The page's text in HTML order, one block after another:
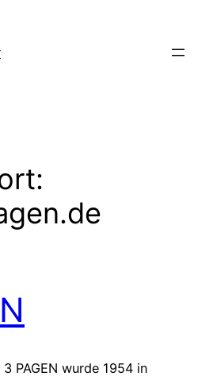
PAGEN wurde 1954 in